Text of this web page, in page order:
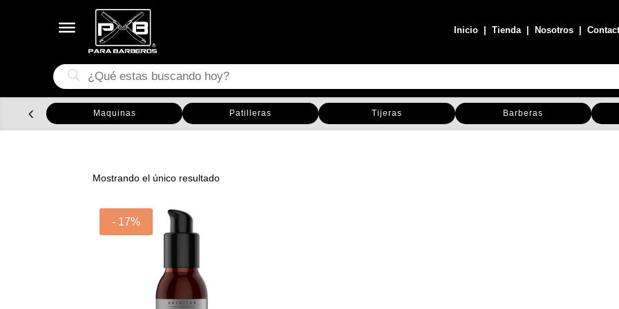
Inicio |Tienda| Nosotros |
Búsqueda
de
productos
Maquinas Patilleras Tijeras Barberas
Mostrando el único resultado
- 17%